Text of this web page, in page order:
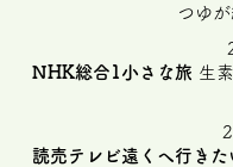
つゆ
NHK総合1小さな旅 生
読売テレビ遠くへ行きた